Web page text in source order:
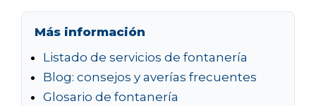
Más información
Listado de servicios de fontanería
Blog: consejos y averías frecuentes
Glosario de fontanería